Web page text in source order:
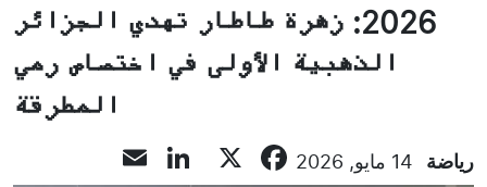
2026: زهرة طاطار تهدي الجزائر
الذهبية الأولى في اختصاص رمي
المطرقة
رياضة 14 مايو, 2026 Facebook
LinkedIn